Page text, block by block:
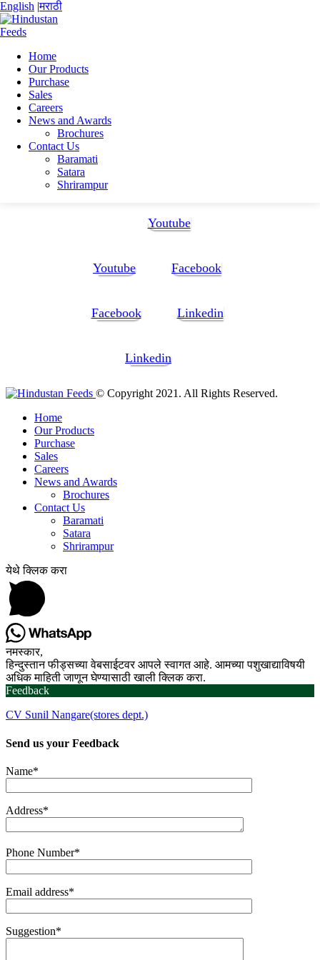
English |मराठी
Home
Our Products
Purchase
Sales
Careers
News and Awards
Brochures
Contact Us
Baramati
Satara
Shrirampur
Home
Sunil Nangare
CV Sunil Nangare(stores dept.)
CV Sunil Nangare(stores dept.)
CV Sunil Nangare(stores dept.)
Youtube
Youtube Facebook
Facebook Linkedin
Linkedin
© Copyright 2021. All Rights Reserved.
Home
Our Products
Purchase
Sales
Careers
News and Awards
Brochures
Contact Us
Baramati
Satara
Shrirampur
येथे क्लिक करा
नमस्कार,
हिन्दुस्तान फीड्सच्या वेबसाईटवर आपले स्वागत आहे. आमच्या पशुखाद्याविषयी
अधिक माहिती जाणून घेण्यासाठी खाली क्लिक करा.
Feedback
CV Sunil Nangare(stores dept.)
Send us your Feedback
Name*
Address*
Phone Number*
Email address*
Suggestion*